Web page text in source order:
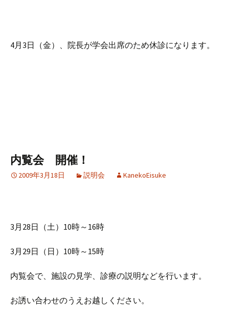
4月3日（金）、院長が学会出席のため休診になります。
内覧会 開催！
2009年3月18日 説明会 KanekoEisuke
3月28日（土）10時～16時
3月29日（日）10時～15時
内覧会で、施設の見学、診療の説明などを行います。
お誘い合わせのうえお越しください。